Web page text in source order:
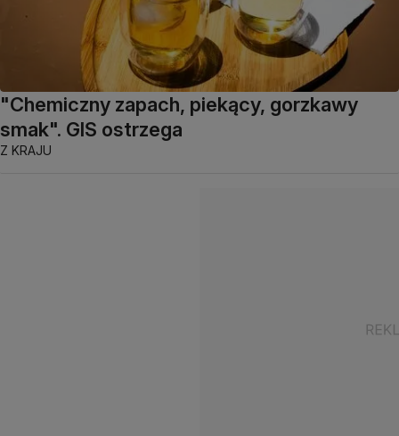
"Chemiczny zapach, piekący, gorzkawy
smak". GIS ostrzega
Z KRAJU